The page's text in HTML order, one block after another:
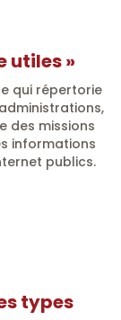
utiles »
qui répertorie
des missions
informations
publics.
types